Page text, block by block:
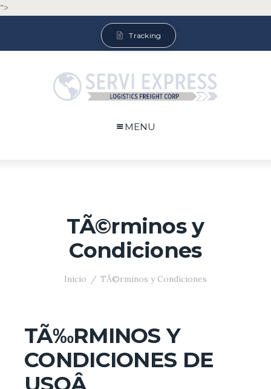
">
Tracking
MENU
TÃ©rminos y
Condiciones
Inicio TÃ©rminos y Condiciones
TÃ‰RMINOS Y
CONDICIONES DE
USOÂ